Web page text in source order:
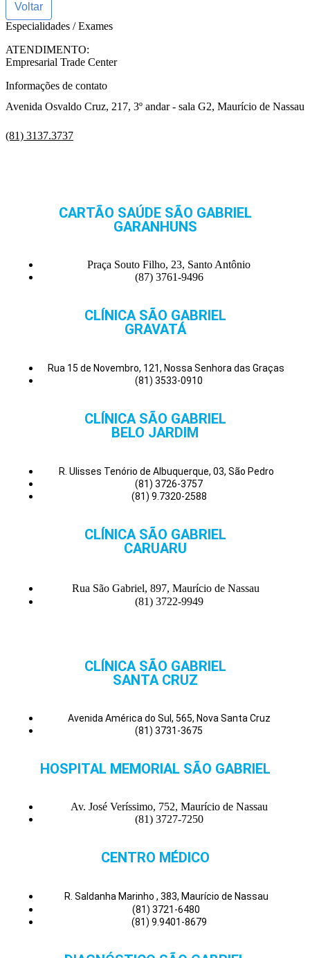
Voltar
Especialidades / Exames
ATENDIMENTO:
Empresarial Trade Center
Informações de contato
Avenida Osvaldo Cruz, 217, 3º andar - sala G2, Maurício de Nassau
(81) 3137.3737
CARTÃO SAÚDE SÃO GABRIEL
GARANHUNS
Praça Souto Filho, 23, Santo Antônio
(87) 3761-9496
CLÍNICA SÃO GABRIEL
GRAVATÁ
Rua 15 de Novembro, 121, Nossa Senhora das Graças
(81) 3533-0910
CLÍNICA SÃO GABRIEL
BELO JARDIM
R. Ulisses Tenório de Albuquerque, 03, São Pedro
(81) 3726-3757
(81) 9.7320-2588
CLÍNICA SÃO GABRIEL
CARUARU
Rua São Gabriel, 897, Maurício de Nassau
(81) 3722-9949
CLÍNICA SÃO GABRIEL
SANTA CRUZ
Avenida América do Sul, 565, Nova Santa Cruz
(81) 3731-3675
HOSPITAL MEMORIAL SÃO GABRIEL
Av. José Veríssimo, 752, Maurício de Nassau
(81) 3727-7250
CENTRO MÉDICO
R. Saldanha Marinho , 383, Maurício de Nassau
(81) 3721-6480
(81) 9.9401-8679